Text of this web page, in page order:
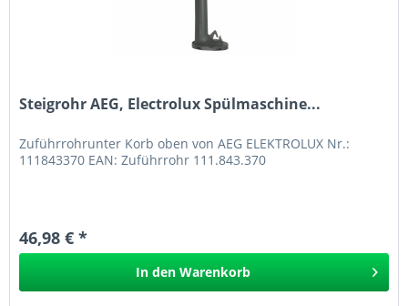
Steigrohr AEG, Electrolux Spülmaschine...
Zuführrohrunter Korb oben von AEG ELEKTROLUX Nr.:
111843370 EAN: Zuführrohr 111.843.370
46,98 € *
In den Warenkorb